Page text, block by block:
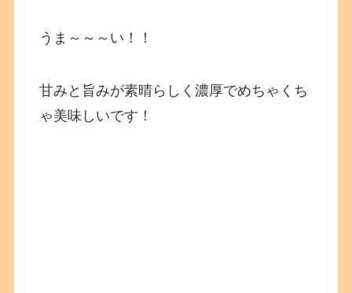
うま～～～い！！
甘みと旨みが素晴らしく濃厚でめちゃくち
ゃ美味しいです！